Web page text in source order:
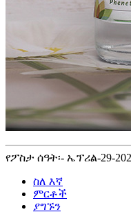
የፖስታ ሰዓት፡- ኤፕሪል-29-
ስለ እኛ
ምርቶች
ያግኙን